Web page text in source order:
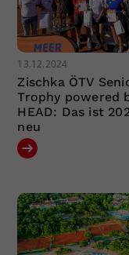
13.12.2024
Zischka ÖTV
Trophy powered
HEAD: Das ist
neu